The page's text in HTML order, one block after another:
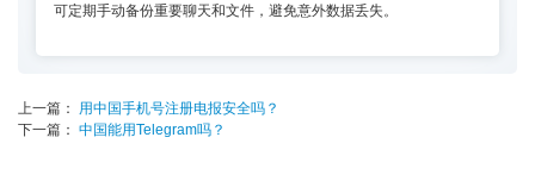
可定期手动备份重要聊天和文件，避免意外数据丢失。
上一篇：
用中国手机号注册电报安全吗？
下一篇： 中国能用Telegram吗？